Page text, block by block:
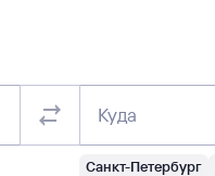
Куда
Санкт-Петербург